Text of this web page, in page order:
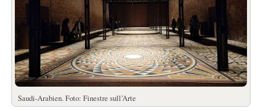
Saudi-Arabien. Foto: Finestre sull’Arte